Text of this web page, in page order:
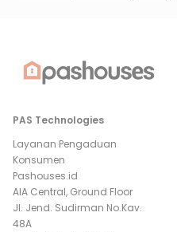
PAS Technologies
Layanan Pengaduan
Konsumen
Pashouses.id
AIA Central, Ground Floor
Jl. Jend. Sudirman No.Kav.
48A